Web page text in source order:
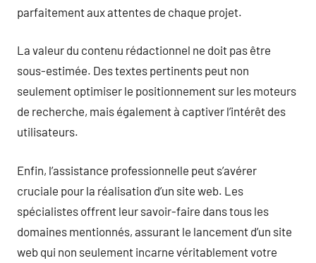
parfaitement aux attentes de chaque projet.
La valeur du contenu rédactionnel ne doit pas être
sous-estimée. Des textes pertinents peut non
seulement optimiser le positionnement sur les moteurs
de recherche, mais également à captiver l’intérêt des
utilisateurs.
Enfin, l’assistance professionnelle peut s’avérer
cruciale pour la réalisation d’un site web. Les
spécialistes offrent leur savoir-faire dans tous les
domaines mentionnés, assurant le lancement d’un site
web qui non seulement incarne véritablement votre